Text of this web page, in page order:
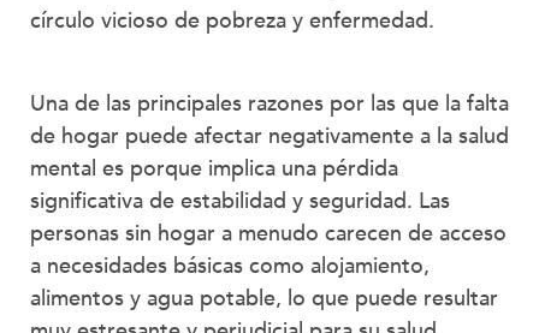
círculo vicioso de pobreza y enfermedad.
Una de las principales razones por las que la falta
de hogar puede afectar negativamente a la salud
mental es porque implica una pérdida
significativa de estabilidad y seguridad. Las
personas sin hogar a menudo carecen de acceso
a necesidades básicas como alojamiento,
alimentos y agua potable, lo que puede resultar